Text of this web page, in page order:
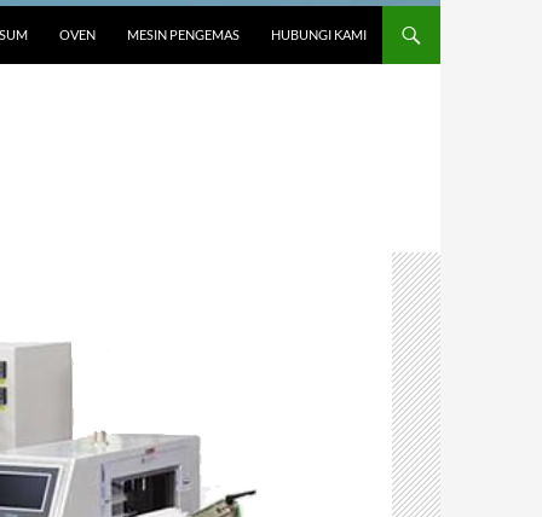
OVEN MESIN PENGEMAS HUBUNGI KAMI